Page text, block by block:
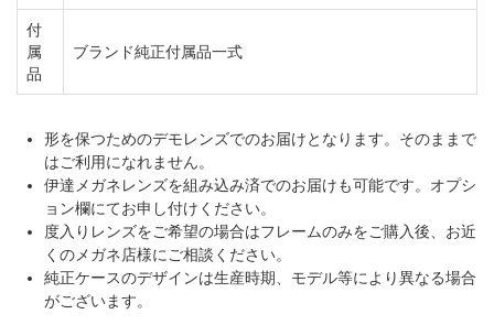
付
属
品
ブランド純正付属品一式
形を保つためのデモレンズでのお届けとなります。そのままで
はご利用になれません。
伊達メガネレンズを組み込み済でのお届けも可能です。オプシ
ョン欄にてお申し付けください。
度入りレンズをご希望の場合はフレームのみをご購入後、お近
くのメガネ店様にご相談ください。
純正ケースのデザインは生産時期、モデル等により異なる場合
がございます。